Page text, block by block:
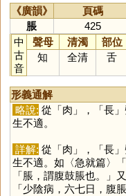
《廣韻》 頁碼
脹
425
中
古
音
聲母 清濁 部位
知
全清 舌
形義通解
略說: 從「肉 」，「長
生不適。
詳解: 從「肉 」，「長
生不適。如〈急就篇〉
「脹，謂腹鼓脹也。」
「少陰病，六七日，腹